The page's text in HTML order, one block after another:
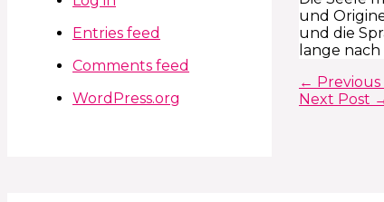
Entries feed
Comments feed
WordPress.org
und
und die
lange
← Previous
Next Post